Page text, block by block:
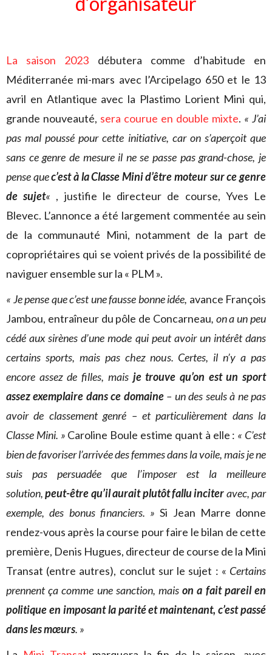
La saison 2023 débutera comme d’habitude en
Méditerranée mi-mars avec l’Arcipelago 650 et le 13
avril en Atlantique avec la Plastimo Lorient Mini qui,
grande nouveauté, sera courue en double mixte. « J’ai
pas mal poussé pour cette initiative, car on s’aperçoit que
sans ce genre de mesure il ne se passe pas grand-chose, je
pense quec’est à la Classe Mini d’être moteur sur ce genre
de sujet« , justifie le directeur de course, Yves Le
Blevec. L’annonce a été largement commentée au sein
de la communauté Mini, notamment de la part de
copropriétaires qui se voient privés de la possibilité de
naviguer ensemble sur la « PLM ».
« Je pense que c’est une fausse bonne idée, avance François
Jambou, entraîneur du pôle de Concarneau, on a un peu
cédé aux sirènes d’une mode qui peut avoir un intérêt dans
certains sports, mais pas chez nous. Certes, il n’y a pas
encore assez de filles, mais je trouve qu’on est un sport
assez exemplaire dans ce domaine– un des seuls à ne pas
avoir de classement genré – et particulièrement dans la
Classe Mini. » Caroline Boule estime quant à elle : « C’est
bien de favoriser l’arrivée des femmes dans la voile, mais je ne
suis pas persuadée que l’imposer est la meilleure
solution,peut-être qu’il aurait plutôt fallu inciteravec, par
exemple, des bonus financiers. » Si Jean Marre donne
rendez-vous après la course pour faire le bilan de cette
première, Denis Hugues, directeur de course de la Mini
Transat (entre autres), conclut sur le sujet : « Certains
prennent ça comme une sanction, maison a fait pareil en
politique en imposant la parité et maintenant, c’est passé
dans les mœurs. »